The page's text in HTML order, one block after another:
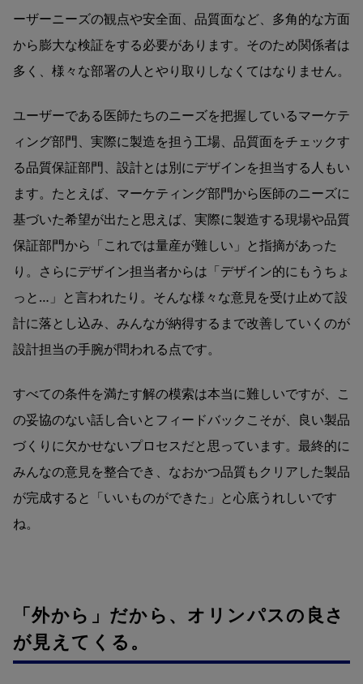
ーザーニーズの観点や安全面、品質面など、多角的な方面
から膨大な検証をする必要があります。そのため関係者は
多く、様々な部署の人とやり取りしなくてはなりません。
ユーザーである医師たちのニーズを把握しているマーケテ
ィング部門、実際に製造を担う工場、品質面をチェックす
る品質保証部門、設計とは別にデザインを担当する人もい
ます。たとえば、マーケティング部門から医師のニーズに
基づいた希望が出たと思えば、実際に製造する現場や品質
保証部門から「これでは量産が難しい」と指摘があった
り。さらにデザイン担当者からは「デザイン的にもうちょ
っと…」と言われたり。そんな様々な意見を受け止めて設
計に落とし込み、みんなが納得するまで改善していくのが
設計担当の手腕が問われる点です。
すべての条件を満たす解の模索は本当に難しいですが、こ
の妥協のない話し合いとフィードバックこそが、良い製品
づくりに欠かせないプロセスだと思っています。最終的に
みんなの意見を整合でき、なおかつ品質もクリアした製品
が完成すると「いいものができた」と心底うれしいです
ね。
「外から」だから、オリンパスの良さ
が見えてくる。